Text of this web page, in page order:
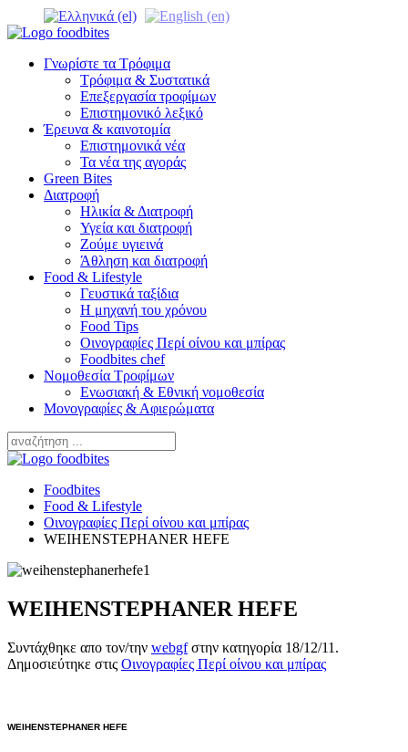
Γνωρίστε τα Τρόφιμα
Τρόφιμα & Συστατικά
Επεξεργασία τροφίμων
Επιστημονικό λεξικό
Έρευνα & καινοτομία
Επιστημονικά νέα
Τα νέα της αγοράς
Green Bites
Διατροφή
Ηλικία & Διατροφή
Υγεία και διατροφή
Ζούμε υγιεινά
Άθληση και διατροφή
Food & Lifestyle
Γευστικά ταξίδια
Η μηχανή του χρόνου
Food Tips
Οινογραφίες Περί οίνου και μπίρας
Foodbites chef
Νομοθεσία Τροφίμων
Ενωσιακή & Εθνική νομοθεσία
Μονογραφίες & Αφιερώματα
Foodbites
Food & Lifestyle
Οινογραφίες Περί οίνου και μπίρας
WEIHENSTEPHANER HEFE
WEIHENSTEPHANER HEFE
Συντάχθηκε απο τον/την webgfστην κατηγορία 18/12/11 .
Δημοσιεύτηκε στις Οινογραφίες Περί οίνου και μπίρας
WEIHENSTEPHANER HEFE